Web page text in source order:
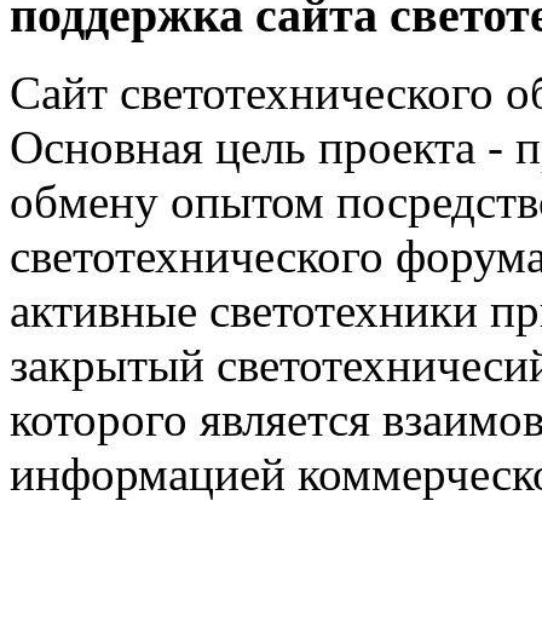
поддержка сайта
Сайт светотехнического
Основная цель проекта -
обмену опытом
светотехнического
активные светотехники
закрытый
которого является
информацией